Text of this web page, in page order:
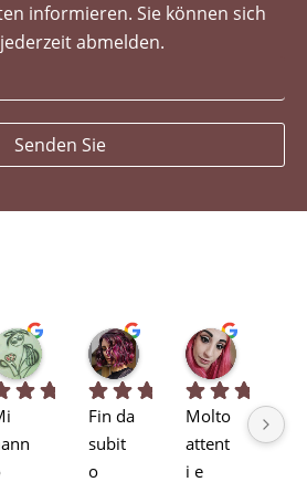
informieren. Sie können sich
abmelden.
Senden Sie
Silvia L.
vor 7 Monaten
selene T.
vor 7 Monaten
Fin da
subit
o
vor 11
Molto
attent
i e